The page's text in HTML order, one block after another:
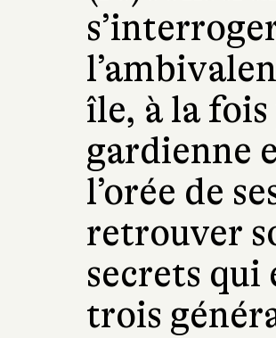
île, à la
gardienne
l’orée de
retrouver
secrets
trois